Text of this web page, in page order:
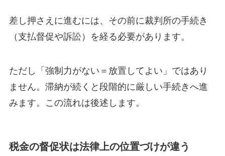
差し押さえに進むには、その前に裁判所の手続き
（支払督促や訴訟）を経る必要があります。
ただし「強制力がない＝放置してよい」ではあり
ません。滞納が続くと段階的に厳しい手続きへ進
みます。この流れは後述します。
税金の督促状は法律上の位置づけが違う